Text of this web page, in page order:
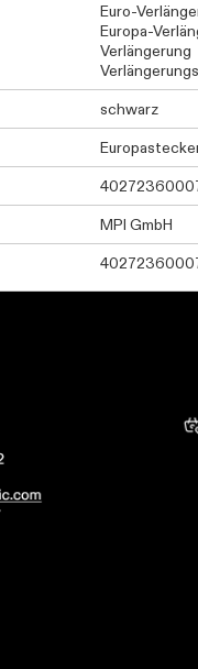
Euro-
Europa-
Verlängerung
schwarz
MPI GmbH